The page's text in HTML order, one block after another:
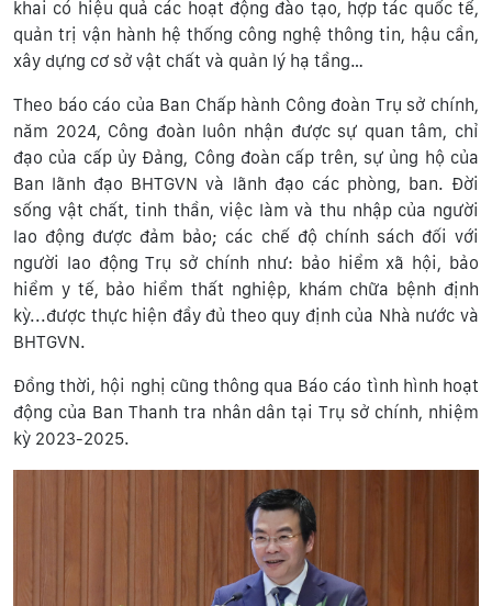
khai có hiệu quả các hoạt động đào tạo, hợp tác quốc tế,
quản trị vận hành hệ thống công nghệ thông tin, hậu cần,
xây dựng cơ sở vật chất và quản lý hạ tầng…
Theo báo cáo của Ban Chấp hành Công đoàn Trụ sở chính,
năm 2024, Công đoàn luôn nhận được sự quan tâm, chỉ
đạo của cấp ủy Đảng, Công đoàn cấp trên, sự ủng hộ của
Ban lãnh đạo BHTGVN và lãnh đạo các phòng, ban. Đời
sống vật chất, tinh thần, việc làm và thu nhập của người
lao động được đảm bảo; các chế độ chính sách đối với
người lao động Trụ sở chính như: bảo hiểm xã hội, bảo
hiểm y tế, bảo hiểm thất nghiệp, khám chữa bệnh định
kỳ...được thực hiện đầy đủ theo quy định của Nhà nước và
BHTGVN.
Đồng thời, hội nghị cũng thông qua Báo cáo tình hình hoạt
động của Ban Thanh tra nhân dân tại Trụ sở chính, nhiệm
kỳ 2023-2025.